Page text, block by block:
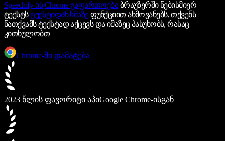
Speechify-ის Chrome გაფართოებაბრაუზერში ნებისმიერ
ტექსტსტექსტიდან ხმაზეფუნქციით ახმოვანებს, თქვენს
ნათქვამს ტექსტად აქცევს და იმაზეც პასუხობს, რასაც
კითხულობთ
Chrome-ში დამატება
2023 წლის ფავორიტი აპიGoogle Chrome-ისგან